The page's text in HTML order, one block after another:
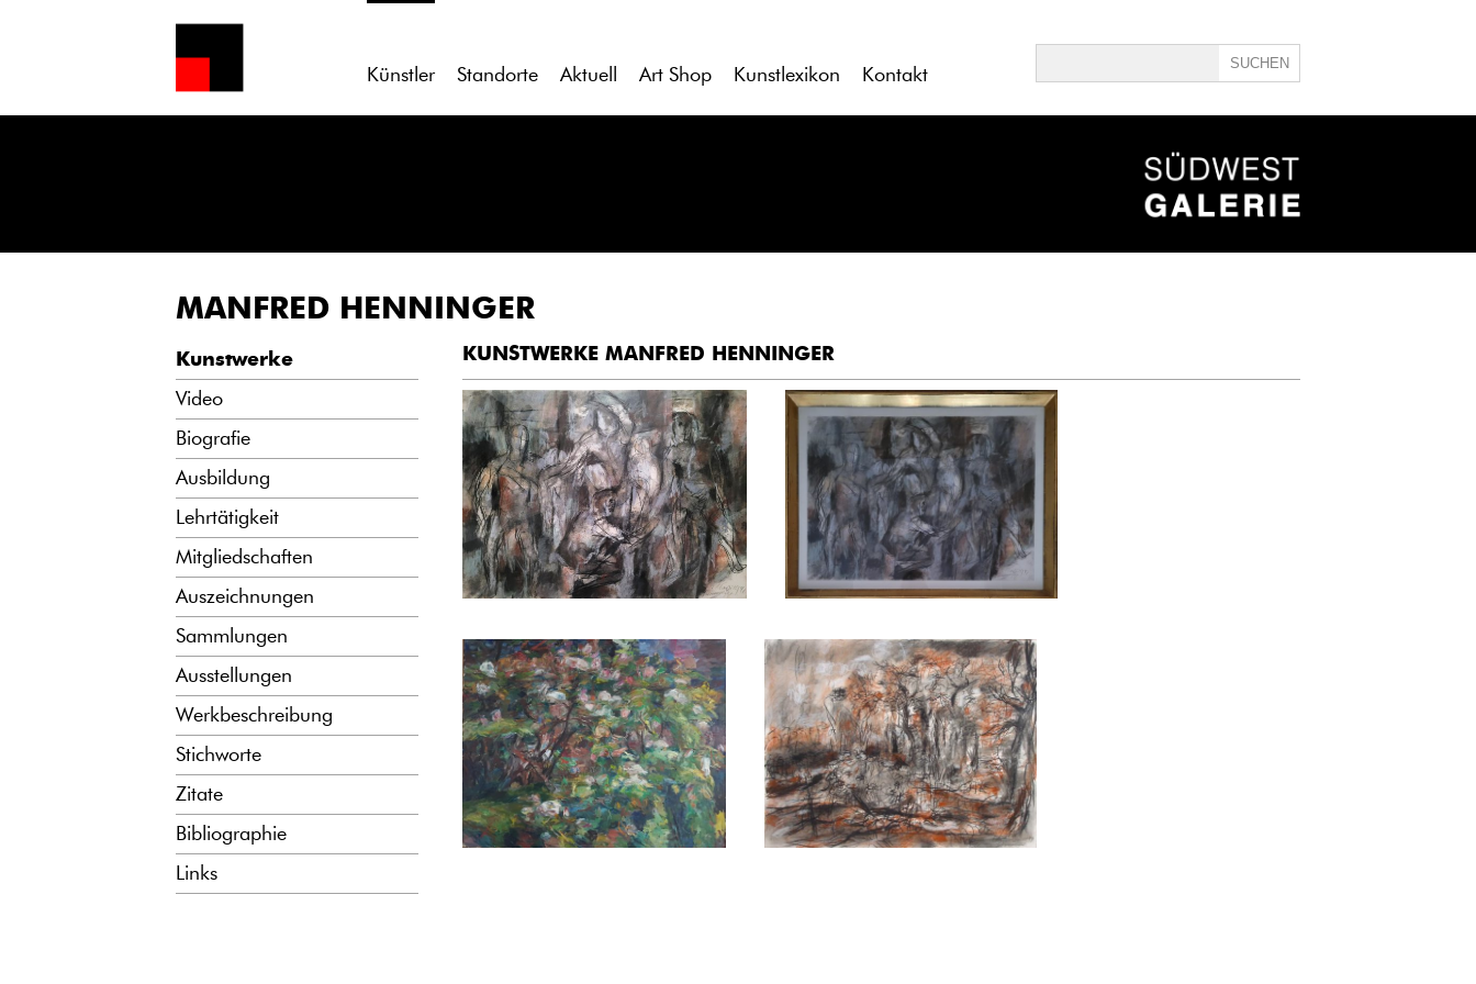
Künstler Standorte Aktuell Art Shop Kunstlexikon Kontakt
MANFRED HENNINGER
Kunstwerke
Video
Biografie
Ausbildung
Lehrtätigkeit
Mitgliedschaften
Auszeichnungen
Sammlungen
Ausstellungen
Werkbeschreibung
Stichworte
Zitate
Bibliographie
Links
KUNSTWERKE MANFRED HENNINGER